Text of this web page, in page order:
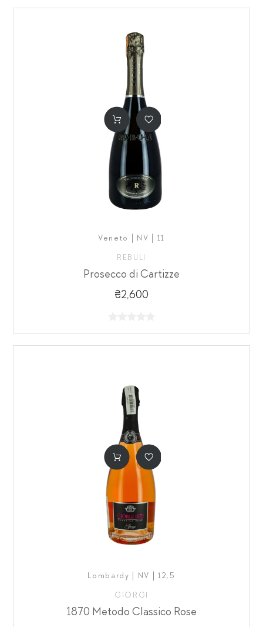
Veneto | NV | 11
REBULI
Prosecco di Cartizze
₴2,600
Lombardy | NV | 12,5
GIORGI
1870 Metodo Classico Rose